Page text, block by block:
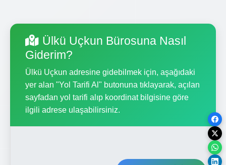
Ülkü Uçkun Bürosuna Nasıl
Giderim?
Ülkü Uçkun adresine gidebilmek için, aşağıdaki
yer alan "Yol Tarifi Al" butonuna tıklayarak, açılan
sayfadan yol tarifi alıp koordinat bilgisine göre
ilgili adrese ulaşabilirsiniz.